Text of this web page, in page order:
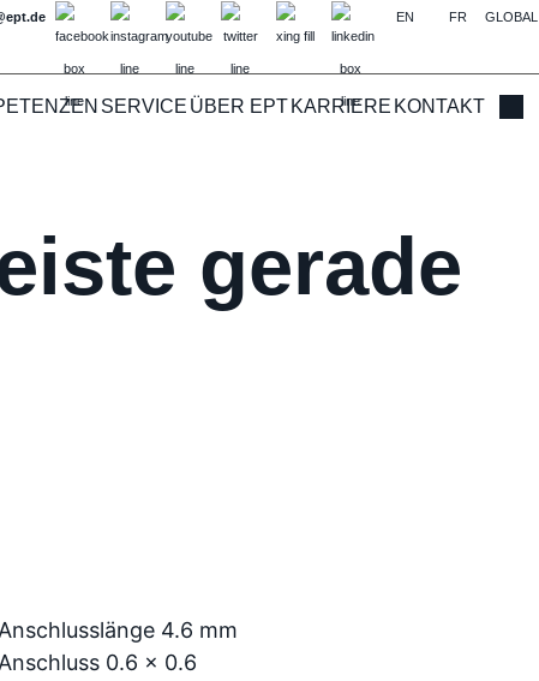
EN FR GLOBAL
SERVICE ÜBER EPTKARRIERE KONTAKT
gerade
Anschlusslänge 4.6 mm
Anschluss 0.6 x 0.6